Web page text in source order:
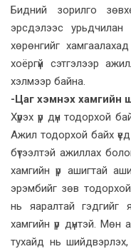
Бидний зорилго
эрсдэлээс
хөрөнгийг
хоёргүй сэтгэлээр
хэлмээр байна.
-Цаг хэмнэх хамгийн
Хүрэх үр дүн тодорхой
Ажил тодорхой байх үед
бүтээлтэй ажиллах
хамгийн үр ашигтай
эрэмбийг зөв
нь яаралтай гэдгийг
хамгийн үр дүнтэй. Мөн
тухайд нь